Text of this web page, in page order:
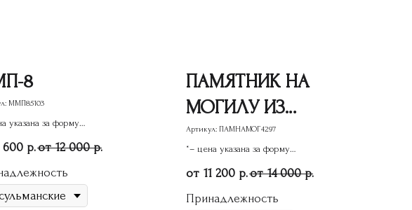
8
ММП85103
указана за форму
600 р. 12 000 р.
ПАМЯТНИК НА
МОГИЛУ ИЗ
ГРАНИТА ГС-46
Артикул: ПАМНАМОГ4297
*– цена указана за форму
11 200 р. 14 000 р.
Принадлежность